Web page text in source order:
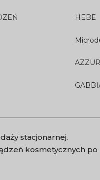
HEBE
stacjonarnej.
kosmetycznych po